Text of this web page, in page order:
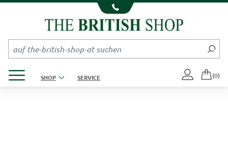
Kompletten Head der Seite überspringen
SHOP SERVICE (0)